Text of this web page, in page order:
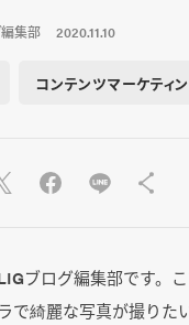
集部 2020.11.10
コンテンツマーケティ
ブログ編集部です。
で綺麗な写真が撮りた